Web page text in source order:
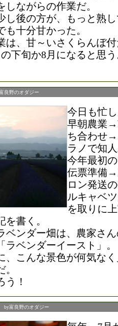
しながらの作業だ。
し後の方が、もっと熟
十分甘かった。
は、甘～いさくらんぼ
下旬か8月になると思
良野のオダジー
今日も忙
早朝農業→
ち合わせ
ラノで知
今年最初
伝票準備→
ロン発送
ルキャベ
を取りに
書く。
ベンダー畑は、農家さ
ベンダーイースト」。
、こんな景色が何気な
う！
by富良野のオダジー